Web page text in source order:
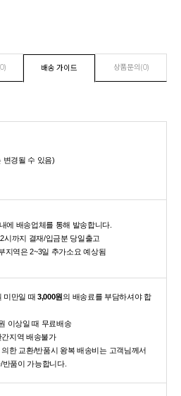
배송 가이드 상품문의(0)
변경될 수 있음)
에 배송업체를 통해 발송합니다.
시까지 결재/입금분 당일출고
지역은 2~3일 추가소요 예상됨
미만일 때3,000원의 배송료를 부담하셔야 합
이상일 때 무료배송
지역 배송불가
한 교환/반품시 왕복 배송비는 고객님께서
품이 가능합니다.